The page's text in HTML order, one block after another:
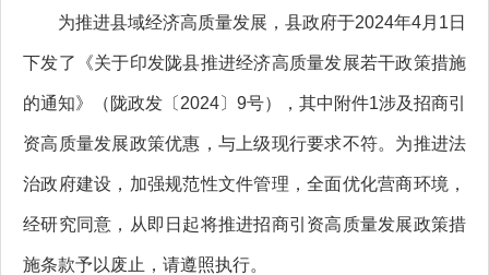
为推进县域经济高质量发展，县政府于2024年4月1日
下发了《关于印发陇县推进经济高质量发展若干政策措施
的通知》（陇政发〔2024〕9号），其中附件1涉及招商引
资高质量发展政策优惠，与上级现行要求不符。为推进法
治政府建设，加强规范性文件管理，全面优化营商环境，
经研究同意，从即日起将推进招商引资高质量发展政策措
施条款予以废止，请遵照执行。